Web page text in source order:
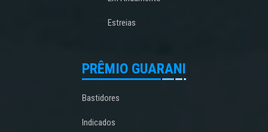
Estreias
PRÊMIO GUARANI
Bastidores
Indicados